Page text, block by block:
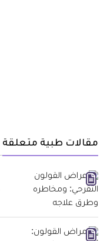
مقالات طبية متعلقة